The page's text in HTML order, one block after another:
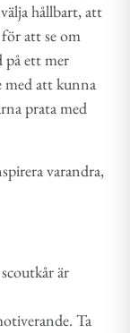
hållbart, att
att se om
på ett mer
med att kunna
prata med
varandra,
är
Ta